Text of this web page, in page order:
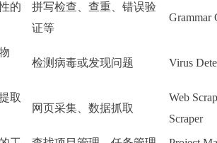
的
拼写检查、查重、错误验
证等
Grammar
检测病毒或发现问题 Virus
取
网页采集、数据抓取
Web
Scraper